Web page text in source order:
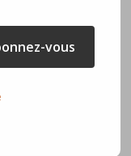
Comments
vous